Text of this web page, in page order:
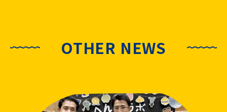
OTHER NEWS